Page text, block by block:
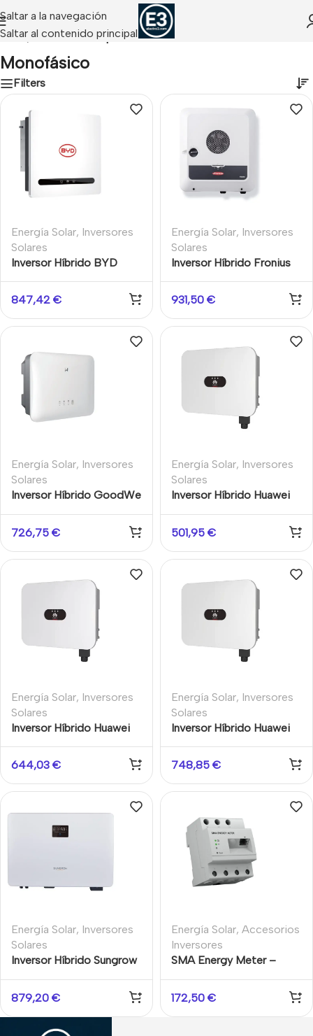
Saltar a la navegación
Saltar al contenido principal
Inicio/ Productos etiquetados “monofásico”
Monofásico
Filters
Energía Solar, Inversores
Solares
Inversor Híbrido BYD
Power-Box SH6K 6kW
Monofásico con Backup
847,42 €
Energía Solar, Inversores
Solares
Inversor Híbrido Fronius
Primo GEN24 3.6 Plus
3.6kW Monofásico
931,50 €
Energía Solar, Inversores
Solares
Inversor Híbrido GoodWe
con Backup
726,75 €
Energía Solar, Inversores
Solares
Inversor Híbrido Huawei
Monofásico
501,95 €
Energía Solar, Inversores
Solares
Inversor Híbrido Huawei
Monofásico
644,03 €
Energía Solar, Inversores
Solares
Inversor Híbrido Huawei
Monofásico
748,85 €
Energía Solar, Inversores
Solares
Inversor Híbrido Sungrow
Backup
879,20 €
Energía Solar, Accesorios
Inversores
SMA Energy Meter –
Bidireccional
172,50 €